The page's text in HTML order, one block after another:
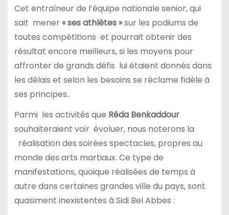
Cet entraîneur de l’équipe nationale senior, qui
sait mener« ses athlètes »sur les podiums de
toutes compétitions et pourrait obtenir des
résultat encore meilleurs, si les moyens pour
affronter de grands défis lui étaient donnés dans
les délais et selon les besoins se réclame fidèle à
ses principes..
Parmi les activités que Réda Benkaddour
souhaiteraient voir évoluer, nous noterons la
réalisation des soirées spectacles, propres au
monde des arts martiaux. Ce type de
manifestations, quoique réalisées de temps à
autre dans certaines grandes ville du pays, sont
quasiment inexistentes à Sidi Bel Abbes :